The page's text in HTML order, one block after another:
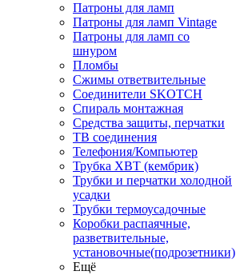
Патроны для ламп
Патроны для ламп Vintage
Патроны для ламп со
шнуром
Пломбы
Сжимы ответвительные
Соединители SKOTCH
Спираль монтажная
Средства защиты, перчатки
ТВ соединения
Телефония/Компьютер
Трубка ХВТ (кембрик)
Трубки и перчатки холодной
усадки
Трубки термоусадочные
Коробки распаячные,
разветвительные,
установочные(подрозетники)
Ещё